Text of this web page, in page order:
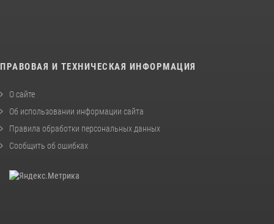
ПРАВОВАЯ И ТЕХНИЧЕСКАЯ ИНФОРМАЦИЯ
О сайте
Об использовании информации сайта
Правила обработки персональных данных
Сообщить об ошибках